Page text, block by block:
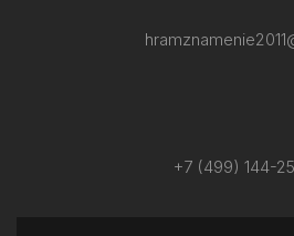
+7 (499) 144-